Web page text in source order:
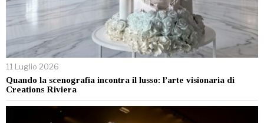
11 Luglio 2026
Quando la scenografia incontra il lusso: l’arte visionaria di
Creations Riviera